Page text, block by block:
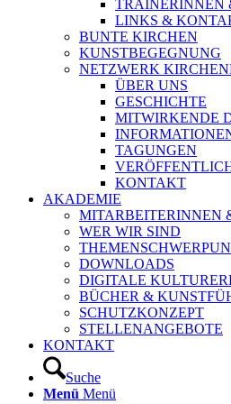
TRAINERINNEN
LINKS &
BUNTE KIRCHEN
KUNSTBEGEGNUNG
NETZWERK
ÜBER UNS
GESCHICHTE
MITWIRKENDE
TAGUNGEN
KONTAKT
AKADEMIE
MITARBEITERINNEN
WER WIR SIND
DOWNLOADS
DIGITALE
BÜCHER &
SCHUTZKONZEPT
STELLENANGEBOTE
KONTAKT
Suche
Menü Menü